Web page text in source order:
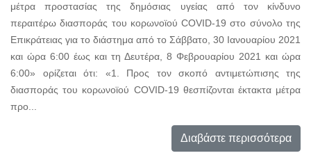
μέτρα προστασίας της δημόσιας υγείας από τον κίνδυνο
περαιτέρω διασποράς του κορωνοϊού COVID-19 στο σύνολο της
Επικράτειας για το διάστημα από το Σάββατο, 30 Ιανουαρίου 2021
και ώρα 6:00 έως και τη Δευτέρα, 8 Φεβρουαρίου 2021 και ώρα
6:00» ορίζεται ότι: «1. Προς τον σκοπό αντιμετώπισης της
διασποράς του κορωνοϊού COVID-19 θεσπίζονται έκτακτα μέτρα
προ...
Διαβάστε περισσότερα